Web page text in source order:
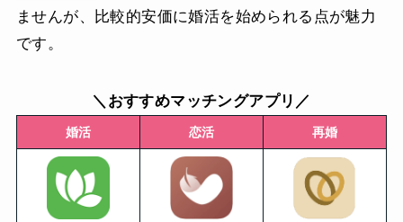
ませんが、比較的安価に婚活を始められる点が魅力
です。
＼おすすめマッチングアプリ／
婚活 恋活 再婚